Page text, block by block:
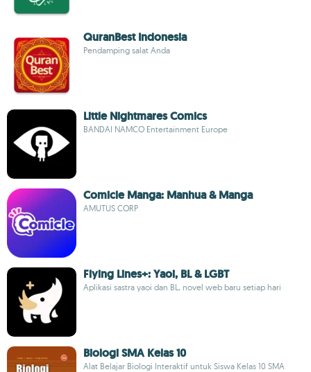
QuranBest Indonesia
Pendamping salat Anda
Little Nightmares Comics
BANDAI NAMCO Entertainment Europe
Comicle Manga: Manhua & Manga
AMUTUS CORP
Flying Lines+: Yaoi, BL & LGBT
Aplikasi sastra yaoi dan BL, novel web baru setiap hari
Biologi SMA Kelas 10
Alat Belajar Biologi Interaktif untuk Siswa Kelas 10 SMA